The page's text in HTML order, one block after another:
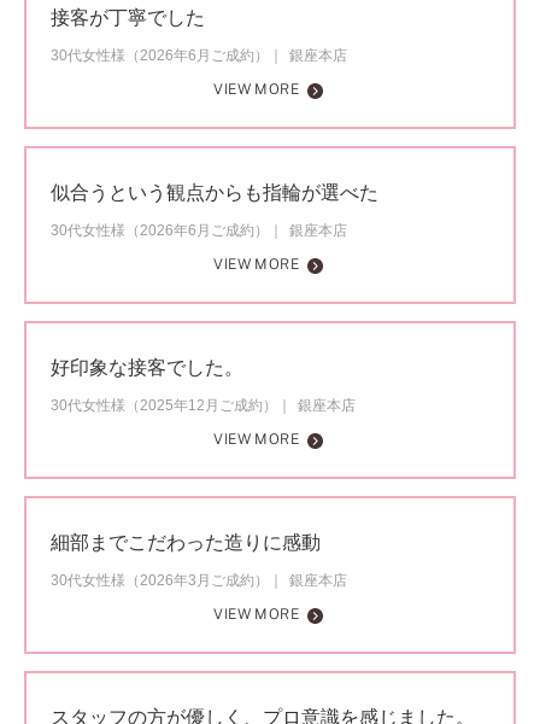
接客が丁寧でした
30代女性様（2026年6月ご成約）
銀座本店
VIEW MORE
似合うという観点からも指輪が選べた
30代女性様（2026年6月ご成約）
銀座本店
VIEW MORE
好印象な接客でした。
30代女性様（2025年12月ご成約）
銀座本店
VIEW MORE
細部までこだわった造りに感動
30代女性様（2026年3月ご成約）
銀座本店
VIEW MORE
スタッフの方が優しく、プロ意識を感じました。